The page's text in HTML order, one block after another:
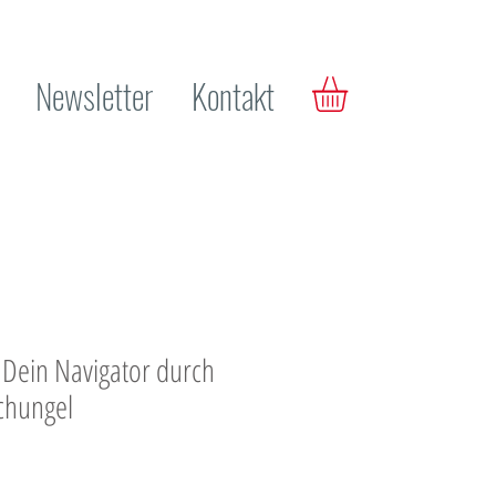
Newsletter Kontakt
Navigator durch